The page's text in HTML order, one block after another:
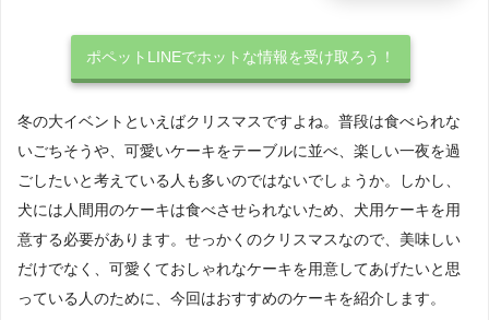
ポペットLINEでホットな情報を受け取ろう！
冬の大イベントといえばクリスマスですよね。普段は食べられな
いごちそうや、可愛いケーキをテーブルに並べ、楽しい一夜を過
ごしたいと考えている人も多いのではないでしょうか。しかし、
犬には人間用のケーキは食べさせられないため、犬用ケーキを用
意する必要があります。せっかくのクリスマスなので、美味しい
だけでなく、可愛くておしゃれなケーキを用意してあげたいと思
っている人のために、今回はおすすめのケーキを紹介します。